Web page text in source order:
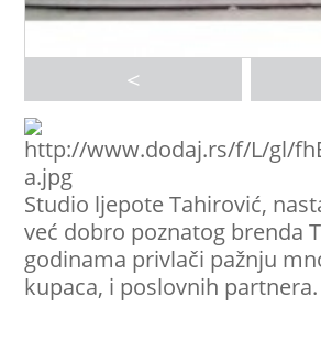
<
Studio ljepote Tahirović,
već dobro poznatog brenda
godinama privlači pažnju
kupaca, i poslovnih partnera.